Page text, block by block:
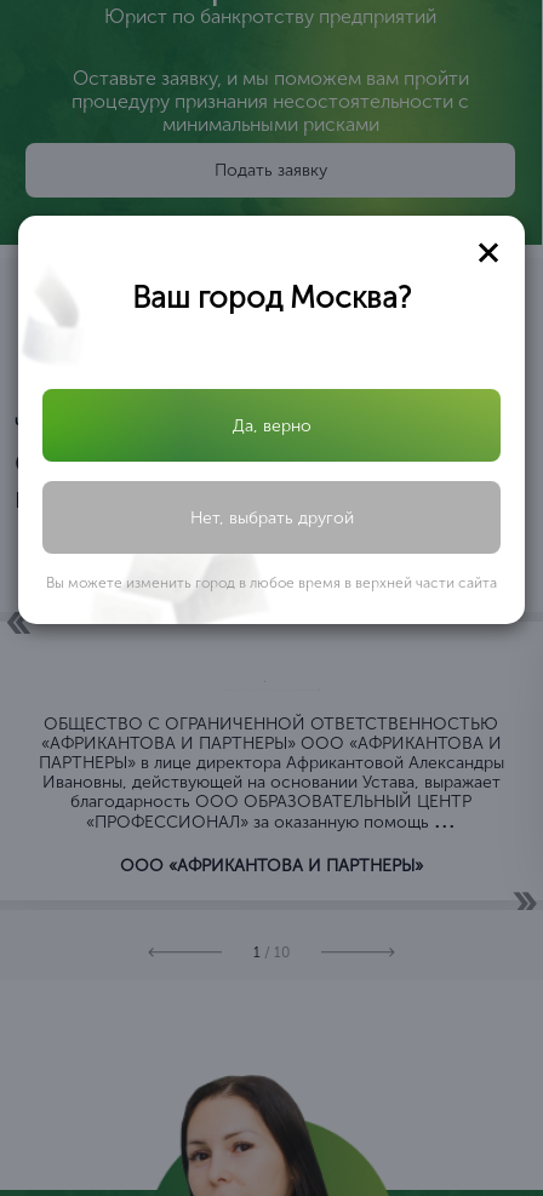
Юрист по банкротству предприятий
Оставьте заявку, и мы поможем вам пройти
процедуру признания несостоятельности с
минимальными рисками
Подать заявку
Читайте отзывы
Отзывы и благодарственные
письма
ОБЩЕСТВО C ОГРАНИЧЕННОЙ ОТВЕТСТВЕННОСТЬЮ
«АФРИКАНТОВА И ПАРТНЕРЫ» ООО «АФРИКАНТОВА И
ПАРТНЕРЫ» в лице директора Африкантовой Александры
Ивановны, действующей на основании Устава, выражает
благодарность ООО ОБРАЗОВАТЕЛЬНЫЙ ЦЕНТР
«ПРОФЕССИОНАЛ» за оказанную помощь ...
ООО «АФРИКАНТОВА И ПАРТНЕРЫ»
1 / 10
Ваш город Москва?
Да, верно
Нет, выбрать другой
Вы можете изменить город в любое время в верхней части сайта